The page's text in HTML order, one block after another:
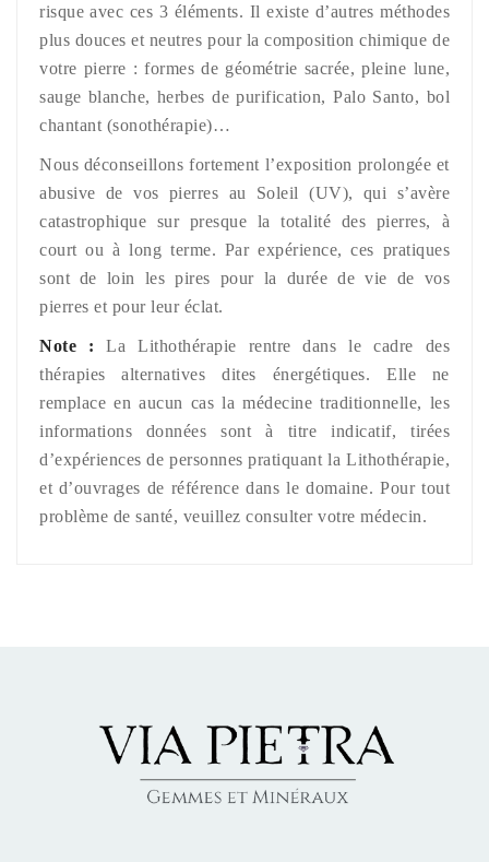
risque avec ces 3 éléments. Il existe d’autres méthodes
plus douces et neutres pour la composition chimique de
votre pierre : formes de géométrie sacrée, pleine lune,
sauge blanche, herbes de purification, Palo Santo, bol
chantant (sonothérapie)…
Nous déconseillons fortement l’exposition prolongée et
abusive de vos pierres au Soleil (UV), qui s’avère
catastrophique sur presque la totalité des pierres, à
court ou à long terme. Par expérience, ces pratiques
sont de loin les pires pour la durée de vie de vos
pierres et pour leur éclat.
Note : La Lithothérapie rentre dans le cadre des
thérapies alternatives dites énergétiques. Elle ne
remplace en aucun cas la médecine traditionnelle, les
informations données sont à titre indicatif, tirées
d’expériences de personnes pratiquant la Lithothérapie,
et d’ouvrages de référence dans le domaine. Pour tout
problème de santé, veuillez consulter votre médecin.